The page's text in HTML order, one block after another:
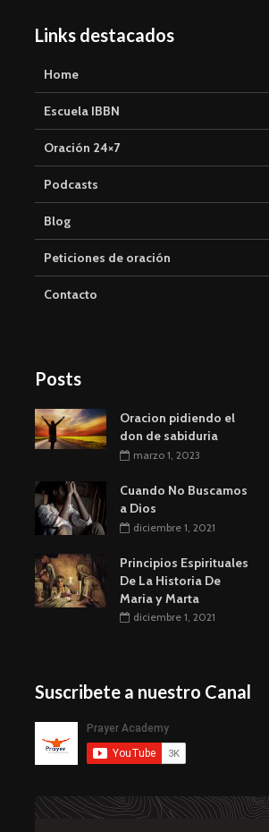
Links destacados
Home
Escuela IBBN
Oración 24×7
Podcasts
Blog
Peticiones de oración
Contacto
Posts
Oracion pidiendo el
don de sabiduria
marzo 1, 2023
Cuando No Buscamos
a Dios
diciembre 1, 2021
Principios Espirituales
De La Historia De
Maria y Marta
diciembre 1, 2021
Suscribete a nuestro Canal